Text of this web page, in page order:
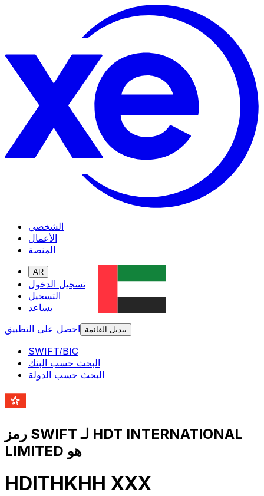
الشخصي
الأعمال
المنصة
AR
تسجيل الدخول
التسجيل
يساعد
احصل على التطبيق
تبديل القائمة
SWIFT/BIC
البحث حسب البنك
البحث حسب الدولة
رمز SWIFT لـ HDT INTERNATIONAL
LIMITED هو
HDITHKHH XXX